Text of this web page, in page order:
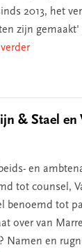
2013, het
zijn gemaakt'
& Stael en
en
tot counsel,
benoemd tot
over van
Namen en